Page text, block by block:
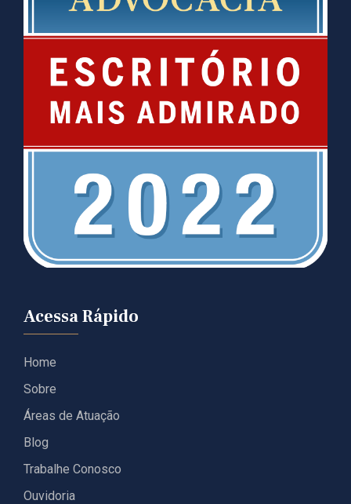
Acessa Rápido
Home
Sobre
Áreas de Atuação
Blog
Trabalhe Conosco
Ouvidoria